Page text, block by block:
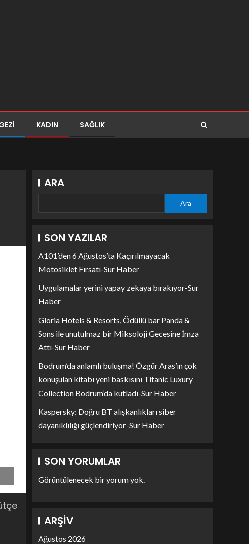
KADIN SAĞLIK
ARA
Ara
SON YAZILAR
A101’den 6 Ağustos’ta Kaçırılmayacak
Motosiklet Fırsatı-Sur Haber
Uygulamalar yerini yapay zekaya bırakıyor-Sur
Haber
Gloria Hotels & Resorts, Ödüllü bar Panda &
Sons ile unutulmaz bir Miksoloji Gecesine İmza
Attı-Sur Haber
Bodrum’da anlamlı buluşma! Özgür Aras’ın çok
konuşulan kitabı yeni baskısını Titanic Luxury
Collection Bodrum’da kutladı-Sur Haber
Kaspersky: Doğru BT alışkanlıkları siber
dayanıklılığı güçlendiriyor-Sur Haber
SON YORUMLAR
Görüntülenecek bir yorum yok.
ARŞIV
Ağustos 2026